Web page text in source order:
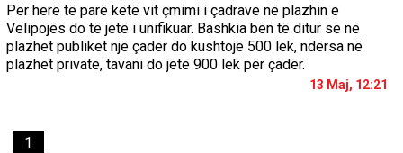
Për herë të parë këtë vit çmimi i çadrave në plazhin e
Velipojës do të jetë i unifikuar. Bashkia bën të ditur se në
plazhet publiket një çadër do kushtojë 500 lek, ndërsa në
plazhet private, tavani do jetë 900 lek për çadër.
13 Maj, 12:21
1